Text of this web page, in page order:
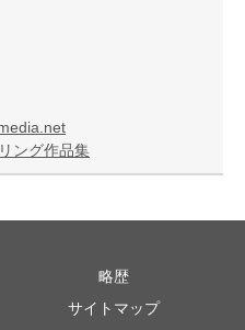
ング作品集
略歴
サイトマップ